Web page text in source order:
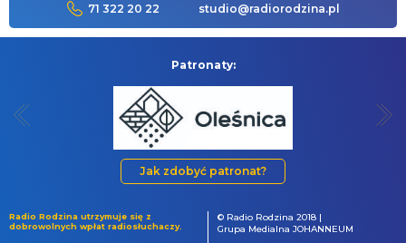
71 322 20 22 studio@radiorodzina.pl
Patronaty:
Jak zdobyć patronat?
Radio Rodzina utrzymuje się z
dobrowolnych wpłat radiosłuchaczy.
© Radio Rodzina 2018 |
Grupa Medialna JOHANNEUM